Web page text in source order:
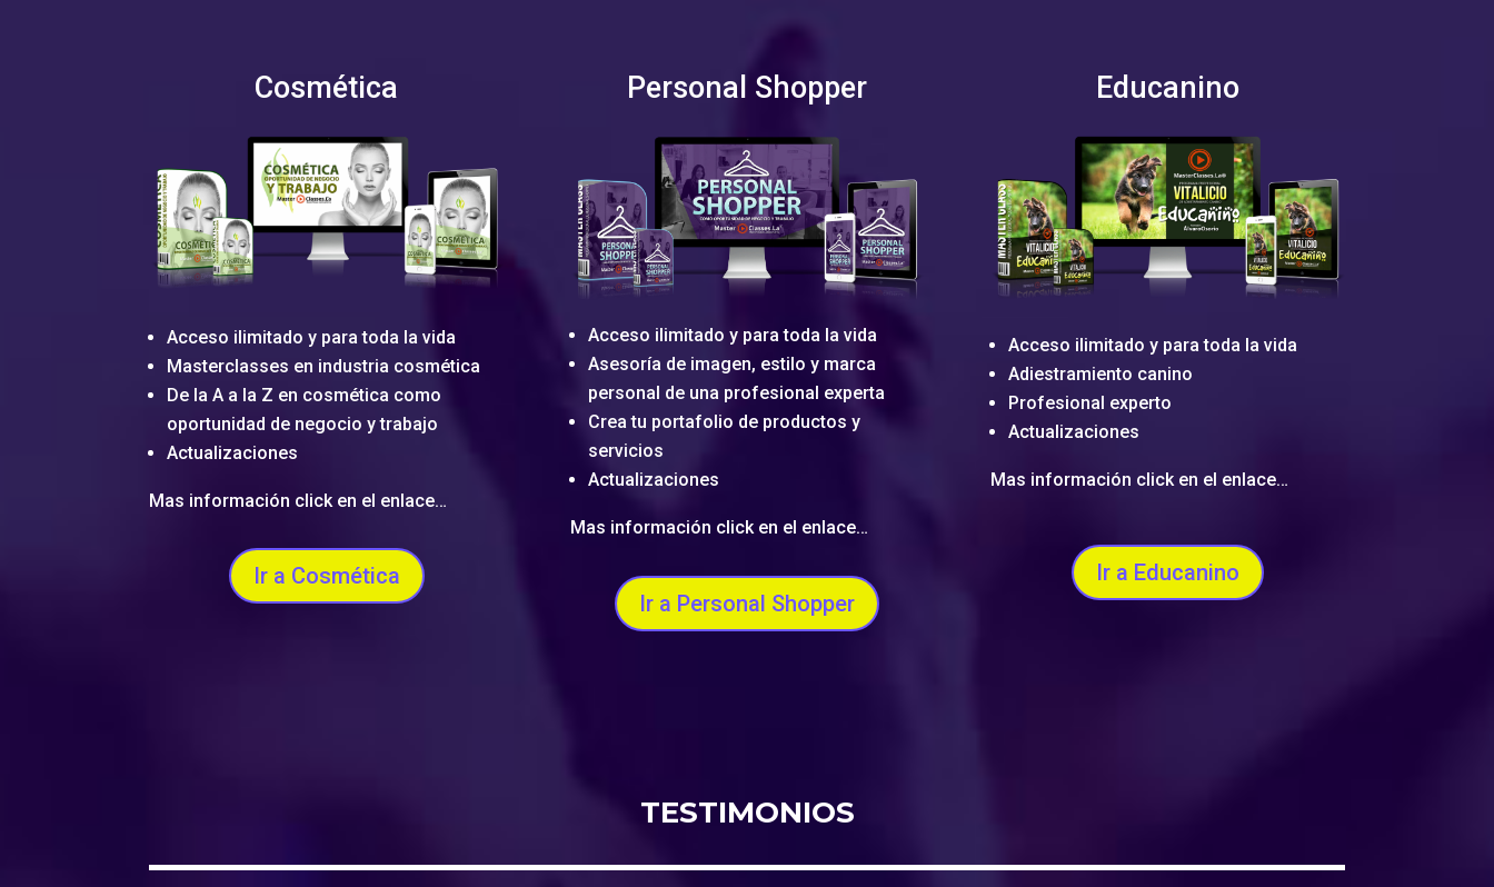
Cosmética
Acceso ilimitado y para toda la vida
Masterclasses en industria cosmética
De la A a la Z en cosmética como
oportunidad de negocio y trabajo
Actualizaciones
Mas información click en el enlace…
Ir a Cosmética
Personal Shopper
Acceso ilimitado y para toda la vida
Asesoría de imagen, estilo y marca
personal de una profesional experta
Crea tu portafolio de productos y
servicios
Actualizaciones
Mas información click en el enlace…
Ir a Personal Shopper
Educanino
Acceso ilimitado y para toda la vida
Adiestramiento canino
Profesional experto
Actualizaciones
Mas información click en el enlace…
Ir a Educanino
TESTIMONIOS